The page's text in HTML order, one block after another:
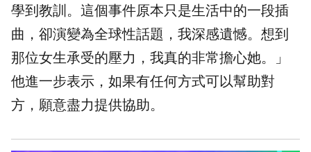
學到教訓。這個事件原本只是生活中的一段插
曲，卻演變為全球性話題，我深感遺憾。想到
那位女生承受的壓力，我真的非常擔心她。」
他進一步表示，如果有任何方式可以幫助對
方，願意盡力提供協助。